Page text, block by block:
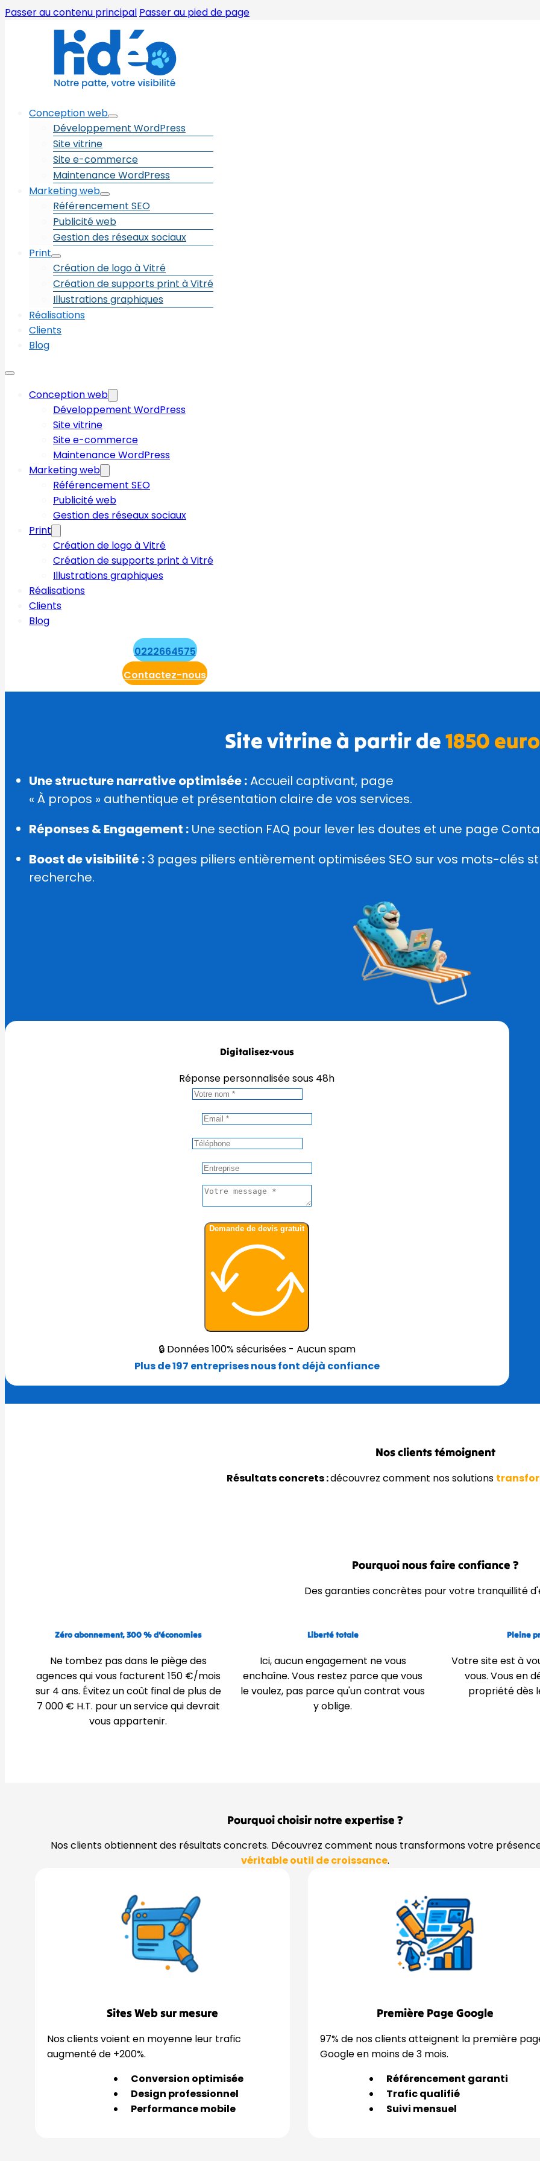
Passer au contenu principal Passer au pied de page
Conception web
Développement WordPress
Site vitrine
Site e-commerce
Maintenance WordPress
Marketing web
Référencement SEO
Publicité web
Gestion des réseaux sociaux
Print
Création de logo à Vitré
Création de supports print à Vitré
Illustrations graphiques
Réalisations
Clients
Blog
Conception web
Développement WordPress
Site vitrine
Site e-commerce
Maintenance WordPress
Marketing web
Référencement SEO
Publicité web
Gestion des réseaux sociaux
Print
Création de logo à Vitré
Création de supports print à Vitré
Illustrations graphiques
Réalisations
Clients
Blog
0222664575
Contactez-nous
Site vitrine à partir de1850
Une structure narrative optimisée :Accueil captivant, page
« À propos » authentique et présentation claire de vos services.
Réponses & Engagement : Une section FAQ pour lever les doutes et une page
Boost de visibilité :3 pages piliers entièrement optimisées SEO sur vos mots-clés
recherche.
Digitalisez-vous
Réponse personnalisée sous 48h
Demande de devis gratuit
🔒 Données 100% sécurisées - Aucun spam
Plus de 197 entreprises nous font déjà confiance
Nos clients témoignent
Résultats concrets :découvrez comment nos solutions
Pourquoi nous faire confiance ?
Des garanties concrètes pour votre tranquillité
Zéro abonnement, 300 % d'économies
Ne tombez pas dans le piège des
agences qui vous facturent 150 €/mois
sur 4 ans. Évitez un coût final de plus de
7 000 € H.T. pour un service qui devrait
vous appartenir.
Liberté totale
Ici, aucun engagement ne vous
enchaîne. Vous restez parce que vous
le voulez, pas parce qu'un contrat vous
y oblige.
Pleine
Votre site est à
vous. Vous en
propriété dès
Pourquoi choisir notre expertise ?
Nos clients obtiennent des résultats concrets. Découvrez comment nous transformons votre
véritable outil de croissance.
Sites Web sur mesure
Nos clients voient en moyenne leur trafic
augmenté de +200%.
Conversion optimisée
Design professionnel
Performance mobile
Première Page Google
97% de nos clients atteignent la première
Google en moins de 3 mois.
Référencement garanti
Trafic qualifié
Suivi mensuel